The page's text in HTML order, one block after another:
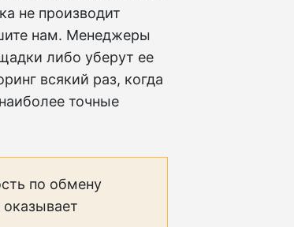
не производит
нам. Менеджеры
либо уберут ее
всякий раз, когда
точные
по обмену